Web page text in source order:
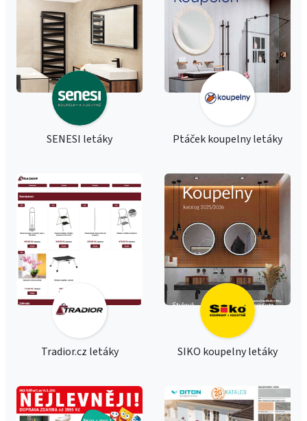
SENESI letáky Ptáček koupelny letáky
Tradior.cz letáky SIKO koupelny letáky